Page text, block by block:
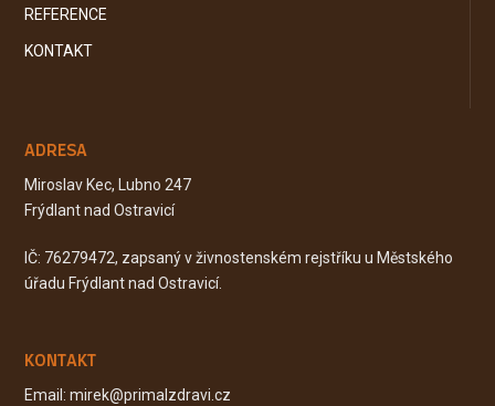
REFERENCE
KONTAKT
ADRESA
Miroslav Kec, Lubno 247
Frýdlant nad Ostravicí
IČ: 76279472, zapsaný v živnostenském rejstříku u Městského
úřadu Frýdlant nad Ostravicí.
KONTAKT
Email: mirek@primalzdravi.cz